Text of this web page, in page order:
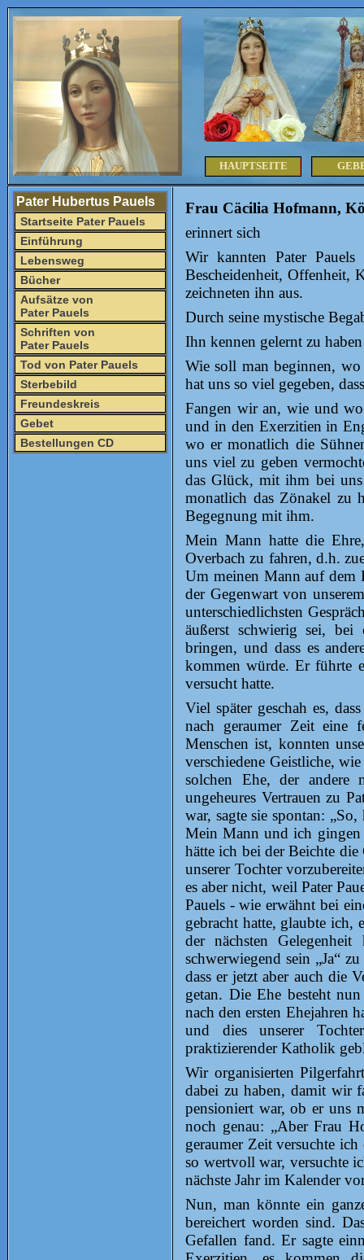
HAUPTSEITE
Pater Hubertus Pauels
Startseite Pater Pauels
Einführung
Lebensweg
Bücher
Aufsätze von
Pater Pauels
Schriften von
Pater Pauels
Tod von Pater Pauels
Sterbebild
Freundeskreis
Gebet
Bestellungen CD
Frau Cäcilia Hofmann,
erinnert sich
Wir kannten Pater
Bescheidenheit, Offenheit,
zeichneten ihn aus.
Durch seine mystische
Ihn kennen gelernt zu
Wie soll man beginnen, wo
hat uns so viel gegeben,
Fangen wir an, wie und
und in den Exerzitien in
wo er monatlich die
uns viel zu geben
das Glück, mit ihm bei uns
monatlich das Zönakel zu
Begegnung mit ihm.
Mein Mann hatte die
Overbach zu fahren, d.h.
Um meinen Mann auf dem
der Gegenwart von
unterschiedlichsten
äußerst schwierig sei, bei
bringen, und dass es
kommen würde. Er führte
versucht hatte.
Viel später geschah es,
nach geraumer Zeit eine
Menschen ist, konnten
verschiedene Geistliche,
solchen Ehe, der andere
ungeheures Vertrauen zu
war, sagte sie spontan:
Mein Mann und ich gingen
hätte ich bei der Beichte die
unserer Tochter
es aber nicht, weil Pater
Pauels - wie erwähnt bei
gebracht hatte, glaubte ich,
der nächsten
schwerwiegend sein „Ja“
dass er jetzt aber auch die
getan. Die Ehe besteht
nach den ersten Ehejahren
und dies unserer
praktizierender Katholik
Wir organisierten
dabei zu haben, damit wir
pensioniert war, ob er uns
noch genau: „Aber Frau
geraumer Zeit versuchte
so wertvoll war, versuchte
nächste Jahr im Kalender
Nun, man könnte ein
bereichert worden sind.
Gefallen fand. Er sagte